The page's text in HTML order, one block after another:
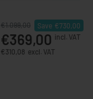
€1.099,00 Save €730,00
€369,00 incl. VAT
€310,08 excl. VAT